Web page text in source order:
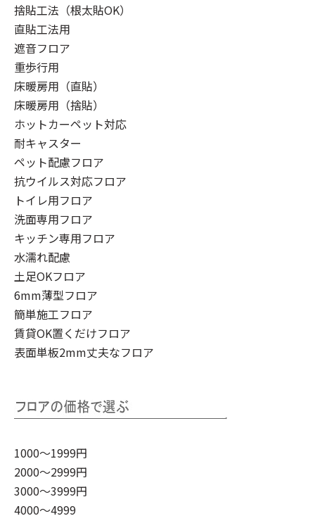
捨貼工法（根太貼OK）
直貼工法用
遮音フロア
重歩行用
床暖房用（直貼）
床暖房用（捨貼）
ホットカーペット対応
耐キャスター
ペット配慮フロア
抗ウイルス対応フロア
トイレ用フロア
洗面専用フロア
キッチン専用フロア
水濡れ配慮
土足OKフロア
6mm薄型フロア
簡単施工フロア
賃貸OK置くだけフロア
表面単板2mm丈夫なフロア
1000～1999円
2000～2999円
3000～3999円
4000～4999